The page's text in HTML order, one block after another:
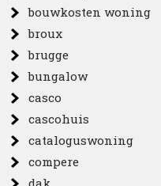
bouwkosten woning
broux
brugge
bungalow
casco
cascohuis
cataloguswoning
compere
dak